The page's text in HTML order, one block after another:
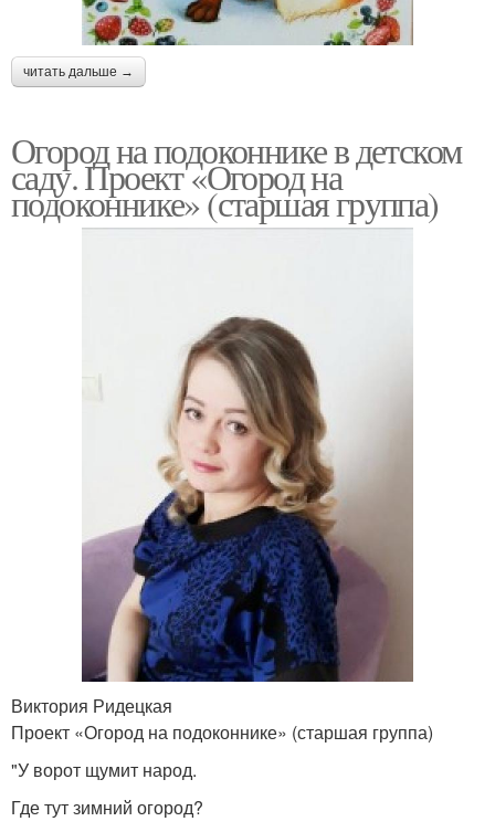
читать дальше →
Огород на подоконнике в детском
саду. Проект «Огород на
подоконнике» (старшая группа)
Виктория Ридецкая
Проект «Огород на подоконнике» (старшая группа)
"У ворот щумит народ.
Где тут зимний огород?